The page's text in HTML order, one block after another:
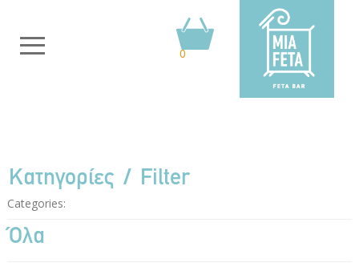
0
Κατηγορίες Filter
Categories:
Όλα